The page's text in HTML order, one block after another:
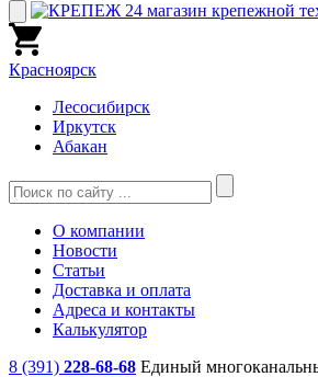
Красноярск
Лесосибирск
Иркутск
Абакан
О компании
Новости
Статьи
Доставка и оплата
Адреса и контакты
Калькулятор
8 (391) 228-68-68 Единый